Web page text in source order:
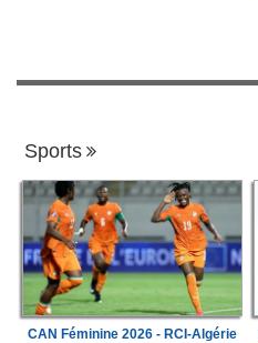
Sports
CAN Féminine 2026 - RCI-Algérie